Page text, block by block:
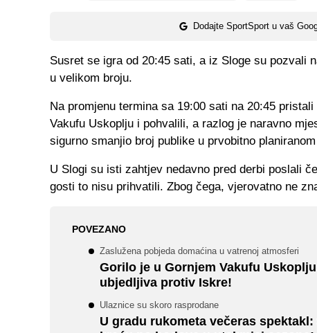
Dodajte SportSport u vaš
Susret se igra od 20:45 sati, a iz Sloge su pozvali
u velikom broju.
Na promjenu termina sa 19:00 sati na 20:45
Vakufu Uskoplju i pohvalili, a razlog je naravno
sigurno smanjio broj publike u prvobitno
U Slogi su isti zahtjev nedavno pred derbi poslali
gosti to nisu prihvatili. Zbog čega, vjerovatno ne
POVEZANO
Zaslužena pobjeda domaćina u vatrenoj atmosferi
Gorilo je u Gornjem Vakufu
ubjedljiva protiv Iskre!
Ulaznice su skoro rasprodane
U gradu rukometa večeras